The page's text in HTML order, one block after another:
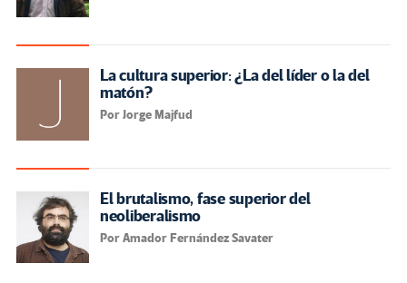
La cultura superior: ¿La del líder o la del
matón?
Por Jorge Majfud
El brutalismo, fase superior del
neoliberalismo
Por Amador Fernández Savater